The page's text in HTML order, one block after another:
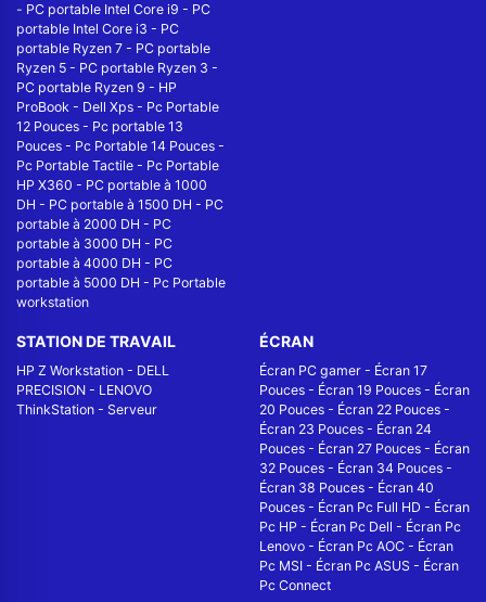
- PC portable Intel Core i9 - PC
portable Intel Core i3 - PC
portable Ryzen 7 - PC portable
Ryzen 5 - PC portable Ryzen 3 -
PC portable Ryzen 9 - HP
ProBook - Dell Xps - Pc Portable
12 Pouces - Pc portable 13
Pouces - Pc Portable 14 Pouces -
Pc Portable Tactile - Pc Portable
HP X360 - PC portable à 1000
DH - PC portable à 1500 DH - PC
portable à 2000 DH - PC
portable à 3000 DH - PC
portable à 4000 DH - PC
portable à 5000 DH - Pc Portable
workstation
STATION DE TRAVAIL
HP Z Workstation - DELL
PRECISION - LENOVO
ThinkStation - Serveur
ÉCRAN
Écran PC gamer - Écran 17
Pouces - Écran 19 Pouces - Écran
20 Pouces - Écran 22 Pouces -
Écran 23 Pouces - Écran 24
Pouces - Écran 27 Pouces - Écran
32 Pouces - Écran 34 Pouces -
Écran 38 Pouces - Écran 40
Pouces - Écran Pc Full HD - Écran
Pc HP - Écran Pc Dell - Écran Pc
Lenovo - Écran Pc AOC - Écran
Pc MSI - Écran Pc ASUS - Écran
Pc Connect